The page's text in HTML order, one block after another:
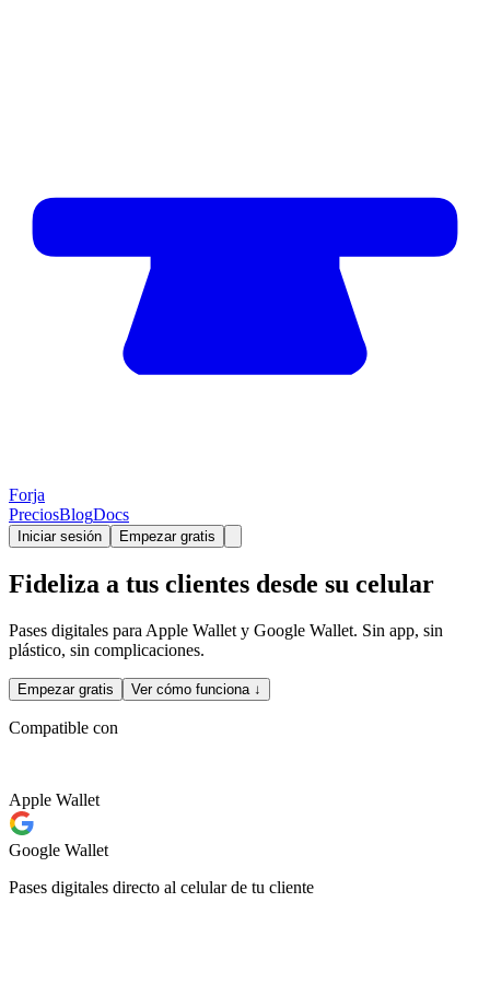
Forja
PreciosBlogDocs
Iniciar sesión Empezar gratis
Fideliza a tus clientes desde su celular
Pases digitales para Apple Wallet y Google Wallet. Sin app, sin
plástico, sin complicaciones.
Empezar gratis Ver cómo funciona ↓
Compatible con
Apple Wallet
Google Wallet
Pases digitales directo al celular de tu cliente